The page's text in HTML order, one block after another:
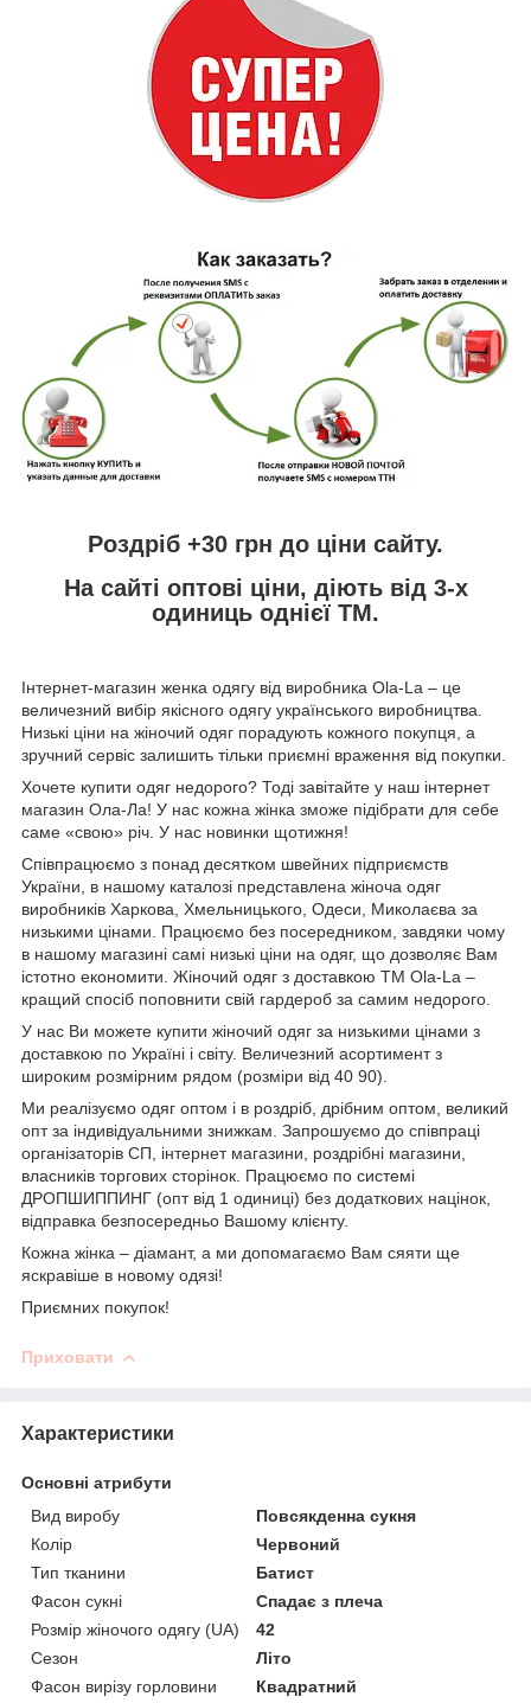
Роздріб +30 грн до ціни сайту.
На сайті оптові ціни, діють від 3-х
одиниць однієї ТМ.
Інтернет-магазин женка одягу від виробника Ola-La – це
величезний вибір якісного одягу українського виробництва.
Низькі ціни на жіночий одяг порадують кожного покупця, а
зручний сервіс залишить тільки приємні враження від покупки.
Хочете купити одяг недорого? Тоді завітайте у наш інтернет
магазин Ола-Ла! У нас кожна жінка зможе підібрати для себе
саме «свою» річ. У нас новинки щотижня!
Співпрацюємо з понад десятком швейних підприємств
України, в нашому каталозі представлена жіноча одяг
виробників Харкова, Хмельницького, Одеси, Миколаєва за
низькими цінами. Працюємо без посередником, завдяки чому
в нашому магазині самі низькі ціни на одяг, що дозволяє Вам
істотно економити. Жіночий одяг з доставкою TM Ola-La –
кращий спосіб поповнити свій гардероб за самим недорого.
У нас Ви можете купити жіночий одяг за низькими цінами з
доставкою по Україні і світу. Величезний асортимент з
широким розмірним рядом (розміри від 40 90).
Ми реалізуємо одяг оптом і в роздріб, дрібним оптом, великий
опт за індивідуальними знижкам. Запрошуємо до співпраці
організаторів СП, інтернет магазини, роздрібні магазини,
власників торгових сторінок. Працюємо по системі
ДРОПШИППИНГ (опт від 1 одиниці) без додаткових націнок,
відправка безпосередньо Вашому клієнту.
Кожна жінка – діамант, а ми допомагаємо Вам сяяти ще
яскравіше в новому одязі!
Приємних покупок!
Приховати
Характеристики
Основні атрибути
Вид виробу
Повсякденна сукня
Колір
Червоний
Тип тканини
Батист
Фасон сукні
Спадає з плеча
Розмір жіночого одягу (UA)
42
Сезон
Літо
Фасон вирізу горловини
Квадратний